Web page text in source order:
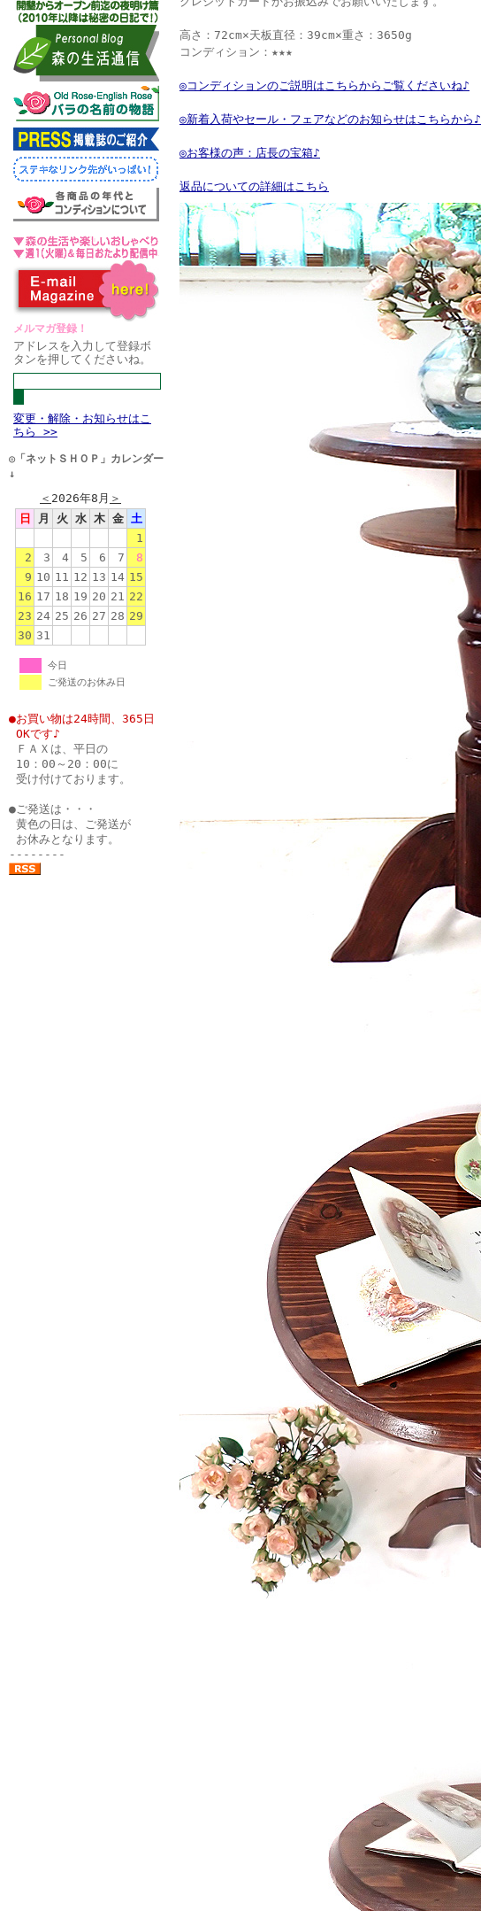
メルマガ登録！
アドレスを入力して登録ボ
タンを押してくださいね。
変更・解除・お知らせはこ
ちら >>
◎「ネットＳＨＯＰ」カレンダー
↓
＜ 2026年8月 ＞
日
月 火 水 木 金 土
1
2
3 4 5 6 7
8
9 10 11 12 13 14 15
16 17 18 19 20 21 22
23 24 25 26 27 28 29
30 31
今日
ご発送のお休み日
●お買い物は24時間、365日
OKです♪
ＦＡＸは、平日の
10：00～20：00に
受け付けております。
●ご発送は・・・
黄色の日は、ご発送が
お休みとなります。
--------
高さ：72cm×天板直径：39cm×重さ：3650g
コンディション：★★★
◎コンディションのご説明はこちらからご覧くださいね♪
◎新着入荷やセール・フェアなどのお知らせはこちらから♪
◎お客様の声：店長の宝箱♪
返品についての詳細はこちら